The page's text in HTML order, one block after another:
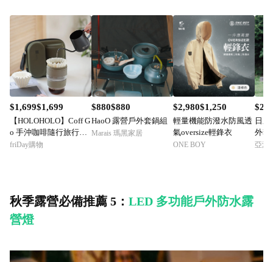
$1,699$1,699
【HOLOHOLO】Coff G
o 手沖咖啡隨行旅行組3
00ml (4色) 露營 超值組
friDay購物
$880$880
HaoO 露營戶外套鍋組
Marais 瑪黑家居
$2,980$1,250
輕量機能防潑水防風透
氣oversize輕鋒衣
ONE BOY
日
外套
斗篷
秋季露營必備推薦 5： LED 多功能戶外防水露
營燈